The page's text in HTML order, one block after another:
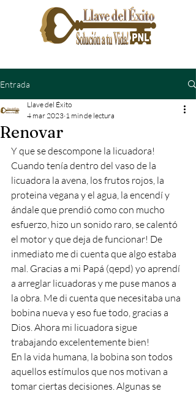
Entrada
Renovar
Llave del Éxito
4 mar 2023 1 min de lectura
Y que se descompone la licuadora!
Cuando tenía dentro del vaso de la
licuadora la avena, los frutos rojos, la
proteina vegana y el agua, la encendí y
ándale que prendió como con mucho
esfuerzo, hizo un sonido raro, se calentó
el motor y que deja de funcionar! De
inmediato me di cuenta que algo estaba
mal. Gracias a mi Papá (qepd) yo aprendí
a arreglar licuadoras y me puse manos a
la obra. Me di cuenta que necesitaba una
bobina nueva y eso fue todo, gracias a
Dios. Ahora mi licuadora sigue
trabajando excelentemente bien!
En la vida humana, la bobina son todos
aquellos estímulos que nos motivan a
tomar ciertas decisiones. Algunas se